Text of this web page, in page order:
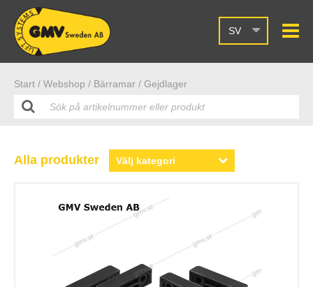
SV
Start / Webshop / Bärramar / Gejdlager
Alla produkter